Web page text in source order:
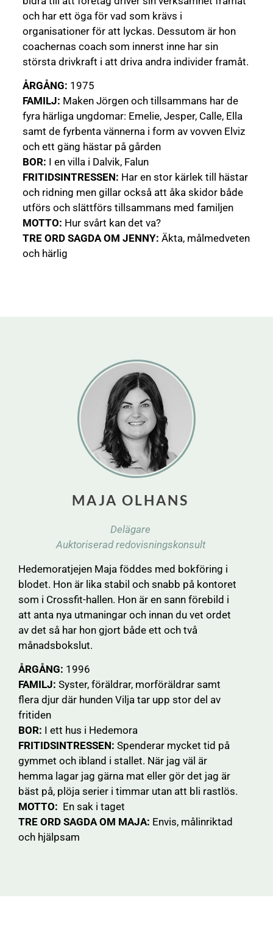
och har ett öga för vad som krävs i
organisationer för att lyckas. Dessutom är hon
coachernas coach som innerst inne har sin
största drivkraft i att driva andra individer framåt.
ÅRGÅNG: 1975
FAMILJ: Maken Jörgen och tillsammans har de
fyra härliga ungdomar: Emelie, Jesper, Calle, Ella
samt de fyrbenta vännerna i form av vovven Elviz
och ett gäng hästar på gården
BOR: I en villa i Dalvik, Falun
FRITIDSINTRESSEN: Har en stor kärlek till hästar
och ridning men gillar också att åka skidor både
utförs och slättförs tillsammans med familjen
MOTTO: Hur svårt kan det va?
TRE ORD SAGDA OM JENNY: Äkta, målmedveten
och härlig
MAJA OLHANS
Delägare
Auktoriserad redovisningskonsult
Hedemoratjejen Maja föddes med bokföring i
blodet. Hon är lika stabil och snabb på kontoret
som i Crossfit-hallen. Hon är en sann förebild i
att anta nya utmaningar och innan du vet ordet
av det så har hon gjort både ett och två
månadsbokslut.
ÅRGÅNG: 1996
FAMILJ: Syster, föräldrar, morföräldrar samt
flera djur där hunden Vilja tar upp stor del av
fritiden
BOR: I ett hus i Hedemora
FRITIDSINTRESSEN: Spenderar mycket tid på
gymmet och ibland i stallet. När jag väl är
hemma lagar jag gärna mat eller gör det jag är
bäst på, plöja serier i timmar utan att bli rastlös.
MOTTO: En sak i taget
TRE ORD SAGDA OM MAJA: Envis, målinriktad
och hjälpsam